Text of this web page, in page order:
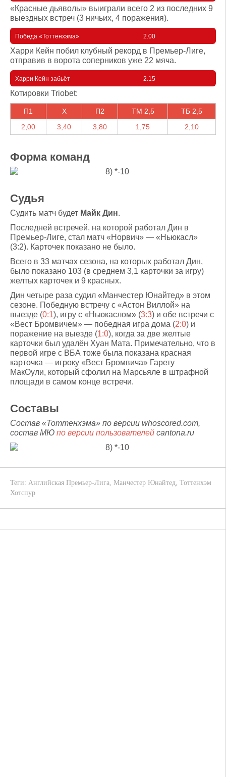
«Красные дьяволы» выиграли всего 2 из последних 9
выездных встреч (3 ничьих, 4 поражения).
Победа «Тоттенхэма» 2.00
Харри Кейн побил клубный рекорд в Премьер-Лиге,
отправив в ворота соперников уже 22 мяча.
Харри Кейн забьёт 2.15
Котировки Triobet:
П1 X П2 ТМ 2,5
ТБ 2,5
2,00
3,40 3,80 1,75 2,10
Форма команд
Судья
Судить матч будет Майк Дин.
Последней встречей, на которой работал Дин в
Премьер-Лиге, стал матч «Норвич» — «Ньюкасл»
(3:2). Карточек показано не было.
Всего в 33 матчах сезона, на которых работал Дин,
было показано 103 (в среднем 3,1 карточки за игру)
желтых карточек и 9 красных.
Дин четыре раза судил «Манчестер Юнайтед» в этом
сезоне. Победную встречу с «Астон Виллой» на
выезде (0:1), игру с «Ньюкаслом» (3:3) и обе встречи с
«Вест Бромвичем» — победная игра дома (2:0) и
поражение на выезде (1:0), когда за две желтые
карточки был удалён Хуан Мата. Примечательно, что в
первой игре с ВБА тоже была показана красная
карточка — игроку «Вест Бромвича» Гарету
МакОули, который сфолил на Марсьяле в штрафной
площади в самом конце встречи.
Составы
Состав «Тоттенхэма» по версии whoscored.com,
состав МЮ по версии пользователей cantona.ru
Теги: Английская Премьер-Лига, Манчестер Юнайтед, Тоттенхэм
Хотспур